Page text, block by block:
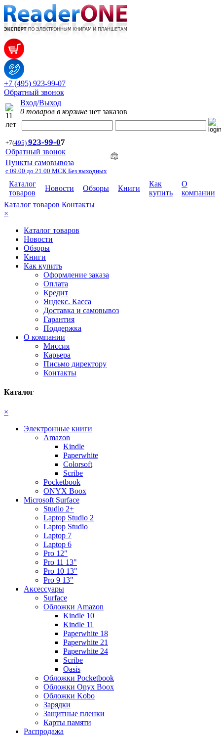
+7 (495) 923-99-07
Обратный звонок
Вход/Выход
0 товаров в корзине нет заказов
+7(495) 923-99-07
Обратный звонок
Пункты самовывоза
с 09.00 до 21.00 МСК Без выходных
Каталог
товаров
Новости Обзоры Книги
Как
купить
О
компании
Каталог товаров Контакты
×
Каталог товаров
Новости
Обзоры
Книги
Как купить
Оформление заказа
Оплата
Кредит
Яндекс. Касса
Доставка и самовывоз
Гарантия
Поддержка
О компании
Миссия
Карьера
Письмо директору
Контакты
Каталог
×
Электронные книги
Amazon
Kindle
Paperwhite
Colorsoft
Scribe
Pocketbook
ONYX Boox
Microsoft Surface
Studio 2+
Laptop Studio 2
Laptop Studio
Laptop 7
Laptop 6
Pro 12"
Pro 11 13"
Pro 10 13"
Pro 9 13"
Аксессуары
Surface
Обложки Amazon
Kindle 10
Kindle 11
Paperwhite 18
Paperwhite 21
Paperwhite 24
Scribe
Oasis
Обложки Pocketbook
Обложки Onyx Boox
Обложки Kobo
Зарядки
Защитные пленки
Карты памяти
Распродажа